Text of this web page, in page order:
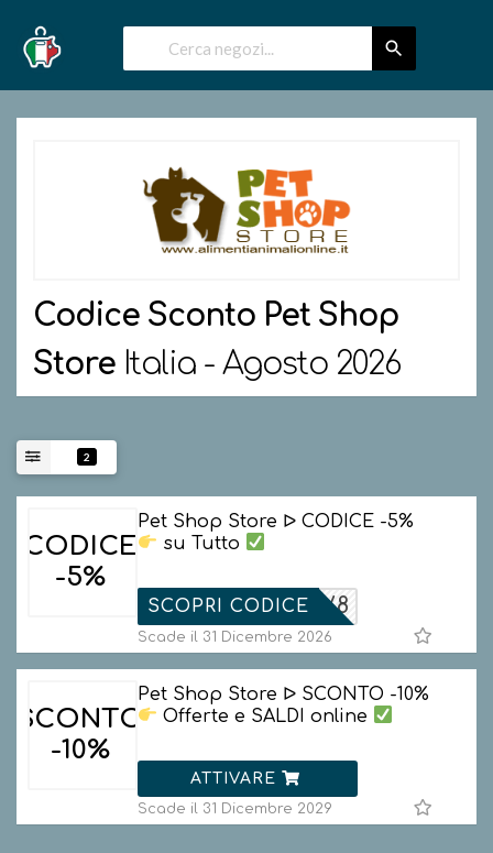
Codice Sconto Pet Shop
Store Italia - Agosto 2026
2
CODICE
-5%
Pet Shop Store ᐅ CODICE -5%
su Tutto
6JSH9SV8
SCOPRI CODICE
Scade il 31 Dicembre 2026
SCONTO
-10%
Pet Shop Store ᐅ SCONTO -10%
Offerte e SALDI online
ATTIVARE
Scade il 31 Dicembre 2029